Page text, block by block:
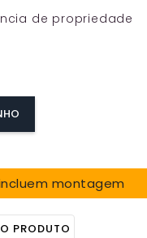
de propriedade
montagem
PRODUTO